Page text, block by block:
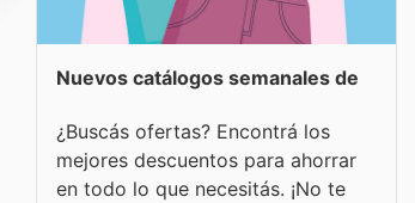
Nuevos catálogos semanales de
¿Buscás ofertas? Encontrá los
mejores descuentos para ahorrar
en todo lo que necesitás. ¡No te